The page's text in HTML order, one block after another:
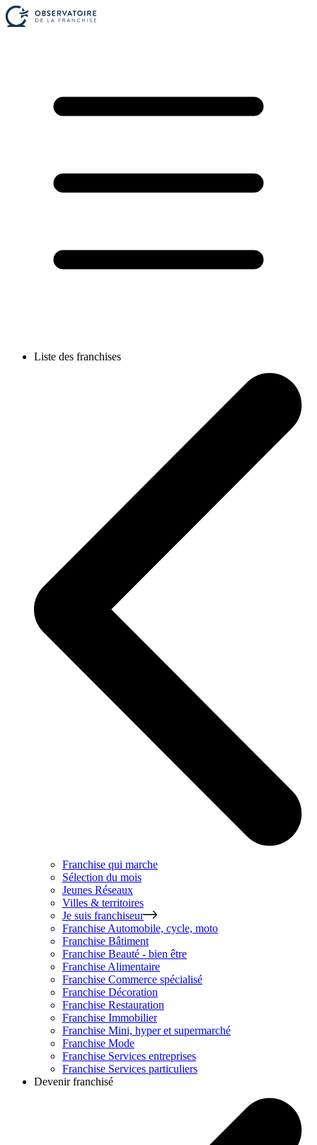
Liste des franchises
Franchise qui marche
Sélection du mois
Jeunes Réseaux
Villes & territoires
Je suis franchiseur
Franchise Automobile, cycle, moto
Franchise Bâtiment
Franchise Beauté - bien être
Franchise Alimentaire
Franchise Commerce spécialisé
Franchise Décoration
Franchise Restauration
Franchise Immobilier
Franchise Mini, hyper et supermarché
Franchise Mode
Franchise Services entreprises
Franchise Services particuliers
Devenir franchisé